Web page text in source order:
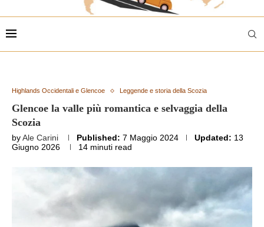
Highlands Occidentali e Glencoe Leggende e storia della Scozia
Glencoe la valle più romantica e selvaggia della
Scozia
byAle Carini Published: 7 Maggio 2024 Updated: 13
Giugno 2026
14 minuti read